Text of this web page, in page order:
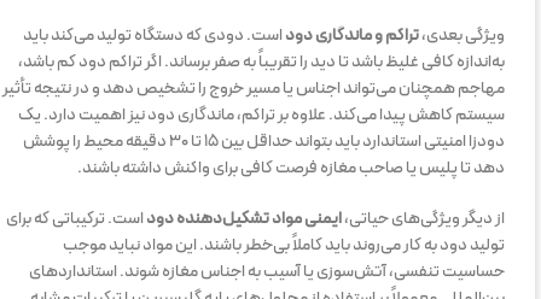
ویژگی بعدی،تراکم و ماندگاری دوداست. دودی که دستگاه تولید می‌کند باید
به‌اندازه کافی غلیظ باشد تا دید را تقریباً به صفر برساند. اگر تراکم دود کم باشد،
مهاجم همچنان می‌تواند اجناس یا مسیر خروج را تشخیص دهد و در نتیجه تأثیر
سیستم کاهش پیدا می‌کند. علاوه بر تراکم، ماندگاری دود نیز اهمیت دارد. یک
دودزا امنیتی استاندارد باید بتواند حداقل بین ۱۵ تا ۳۰ دقیقه محیط را پوشش
دهد تا پلیس یا صاحب مغازه فرصت کافی برای واکنش داشته باشند.
از دیگر ویژگی‌های حیاتی،ایمنی مواد تشکیل‌دهنده دوداست. ترکیباتی که برای
تولید دود به کار می‌روند باید کاملاً بی‌خطر باشند. این مواد نباید موجب
حساسیت تنفسی، آتش‌سوزی یا آسیب به اجناس مغازه شوند. استانداردهای